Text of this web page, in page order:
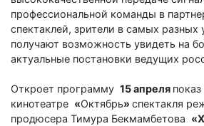
профессиональной команды в
спектаклей, зрители в самых разных
получают возможность увидеть на
актуальные постановки ведущих
Откроет программу 15 апреля
кинотеатре «Октябрь» спектакля
продюсера Тимура Бекмамбетова